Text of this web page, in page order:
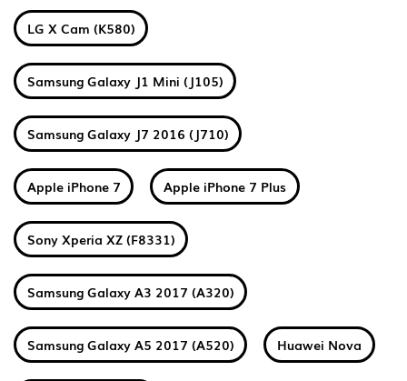
LG X Cam (K580)
Samsung Galaxy J1 Mini (J105)
Samsung Galaxy J7 2016 (J710)
Apple iPhone 7 Apple iPhone 7 Plus
Sony Xperia XZ (F8331)
Samsung Galaxy A3 2017 (A320)
Samsung Galaxy A5 2017 (A520) Huawei Nova